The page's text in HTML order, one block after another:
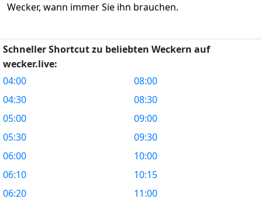
Wecker, wann immer Sie ihn brauchen.
Schneller Shortcut zu beliebten Weckern auf
wecker.live:
04:00
04:30
05:00
05:30
06:00
06:10
06:20
08:00
08:30
09:00
09:30
10:00
10:15
11:00